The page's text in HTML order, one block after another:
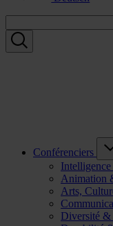
Conférenciers
Animation
Arts,
Diversité &